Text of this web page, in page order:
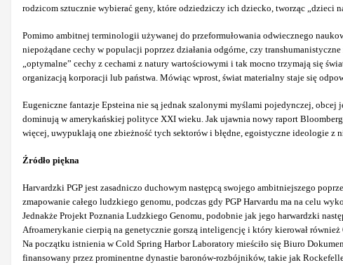
rodzicom sztucznie wybierać geny, które odziedziczy ich dziecko, tworząc „dzieci
Pomimo ambitnej terminologii używanej do przeformułowania odwiecznego
niepożądane cechy w populacji poprzez działania odgórne, czy
„optymalne” cechy z cechami z natury wartościowymi i tak mocno trzymają się
organizacją korporacji lub państwa. Mówiąc wprost, świat materialny staje się
Eugeniczne fantazje Epsteina nie są jednak szalonymi myślami pojedynczej,
dominują w amerykańskiej polityce XXI wieku. Jak ujawnia nowy raport
więcej, uwypuklają one zbieżność tych sektorów i błędne, egoistyczne ideologie z
Źródło piękna
Harvardzki PGP jest zasadniczo duchowym następcą swojego ambitniejszego
zmapowanie całego ludzkiego genomu, podczas gdy PGP Harvardu ma na celu
Jednakże Projekt Poznania Ludzkiego Genomu, podobnie jak jego harwardzki
Afroamerykanie cierpią na genetycznie gorszą inteligencję i który kierował
Na początku istnienia w Cold Spring Harbor Laboratory mieściło się Biuro
finansowany przez prominentne dynastie baronów-rozbójników, takie jak